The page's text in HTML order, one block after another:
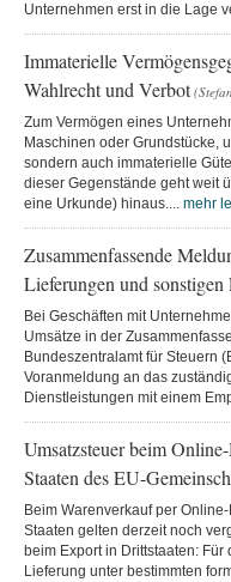
Unternehmen erst in die Lage
Immaterielle
Wahlrecht und Verbot
Zum Vermögen eines
Maschinen oder Grundstücke,
sondern auch immaterielle
dieser Gegenstände geht weit
eine Urkunde) hinaus.... mehr
Zusammenfassende
Lieferungen und sonstigen
Bei Geschäften mit
Umsätze in der
Bundeszentralamt für Steuern
Voranmeldung an das
Dienstleistungen mit einem
Umsatzsteuer beim
Staaten des EU-
Beim Warenverkauf per
Staaten gelten derzeit noch
beim Export in Drittstaaten:
Lieferung unter bestimmten